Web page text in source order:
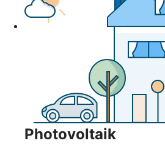
Photovoltaik